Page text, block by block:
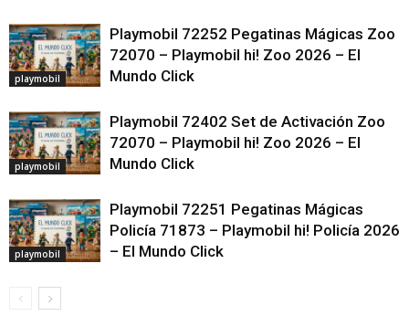
playmobil
Playmobil 72252 Pegatinas Mágicas Zoo
72070 – Playmobil hi! Zoo 2026 – El
Mundo Click
playmobil
Playmobil 72402 Set de Activación Zoo
72070 – Playmobil hi! Zoo 2026 – El
Mundo Click
playmobil
Playmobil 72251 Pegatinas Mágicas
Policía 71873 – Playmobil hi! Policía 2026
– El Mundo Click